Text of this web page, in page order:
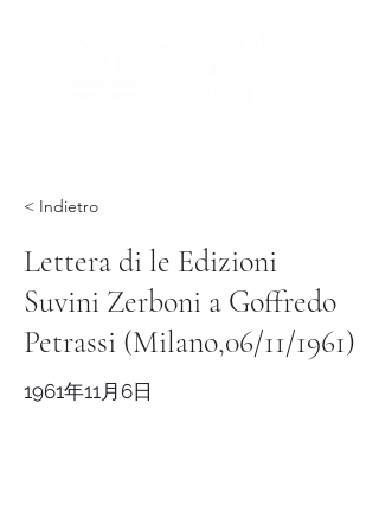
< Indietro
Lettera di le Edizioni
Suvini Zerboni a Goffredo
Petrassi (Milano,06/11/1961)
1961年11月6日